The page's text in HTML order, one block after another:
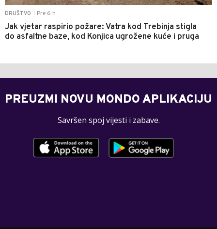
DRUŠTVO Pre 6 h
Jak vjetar raspirio požare: Vatra kod Trebinja stigla
do asfaltne baze, kod Konjica ugrožene kuće i pruga
PREUZMI NOVU MONDO APLIKACIJU
Savršen spoj vijesti i zabave.